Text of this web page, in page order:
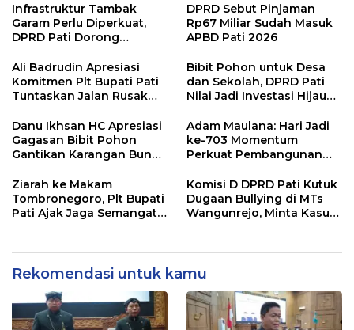
Infrastruktur Tambak
Garam Perlu Diperkuat,
DPRD Pati Dorong
Dukungan Lebih Serius
DPRD Sebut Pinjaman
Rp67 Miliar Sudah Masuk
APBD Pati 2026
Ali Badrudin Apresiasi
Komitmen Plt Bupati Pati
Tuntaskan Jalan Rusak
Bibit Pohon untuk Desa
dan Sekolah, DPRD Pati
Nilai Jadi Investasi Hijau
Danu Ikhsan HC Apresiasi
Gagasan Bibit Pohon
Gantikan Karangan Bunga
Adam Maulana: Hari Jadi
ke-703 Momentum
Perkuat Pembangunan
Masyarakat Pati
Ziarah ke Makam
Tombronegoro, Plt Bupati
Pati Ajak Jaga Semangat
Berkualitas
Komisi D DPRD Pati Kutuk
Dugaan Bullying di MTs
Wangunrejo, Minta Kasus
Rekomendasi untuk kamu